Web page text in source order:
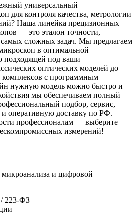
универсальный
для контроля качества, метрологии
Наша линейка прецизионных
— это эталон точности,
сложных задач. Мы предлагаем
в оптимальной
подходящей под ваши
оптических моделей до
с программным
нужную модель можно быстро и
мы обеспечиваем полный
подбор, сервис,
оперативную доставку по РФ.
профессионалам — выберите
измерений!
и цифровой
223-ФЗ